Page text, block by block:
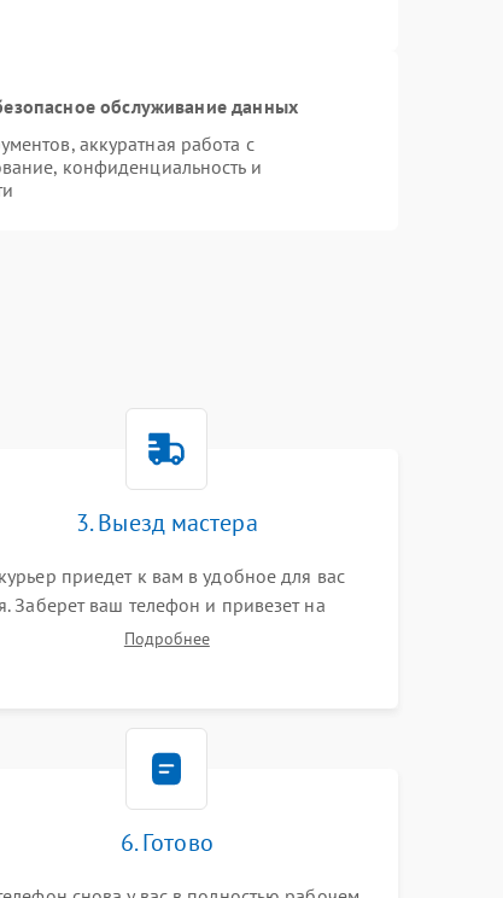
обслуживание данных
аккуратная работа с
конфиденциальность и
3. Выезд мастера
приедет к вам в удобное для вас
Заберет ваш телефон и привезет на
для диагностики.Подробнее
6. Готово